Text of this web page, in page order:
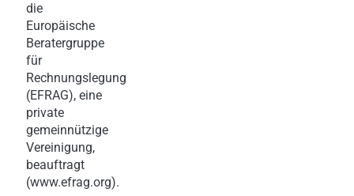
die
Europäische
Beratergruppe
für
Rechnungslegung
(EFRAG), eine
private
gemeinnützige
Vereinigung,
beauftragt
(www.efrag.org).